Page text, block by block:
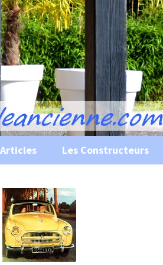
historiques …
évènements
musées
Les Constructeurs